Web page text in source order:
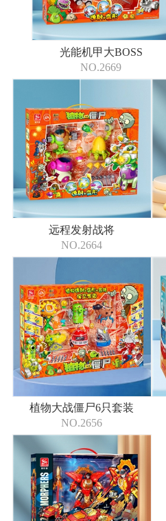
光能机甲大BOSS
NO.2669
远程发射战将
NO.2664
植物大战僵尸6只套装
NO.2656